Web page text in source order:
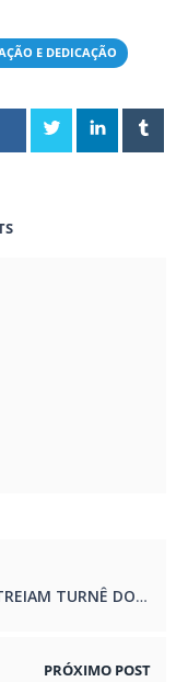
E DEDICAÇÃO
NOVO DISCO EM CURITIBA
PRÓXIMO POST